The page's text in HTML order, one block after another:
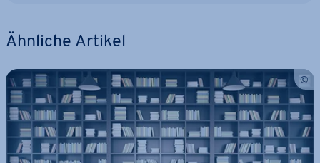
Ähnliche Artikel